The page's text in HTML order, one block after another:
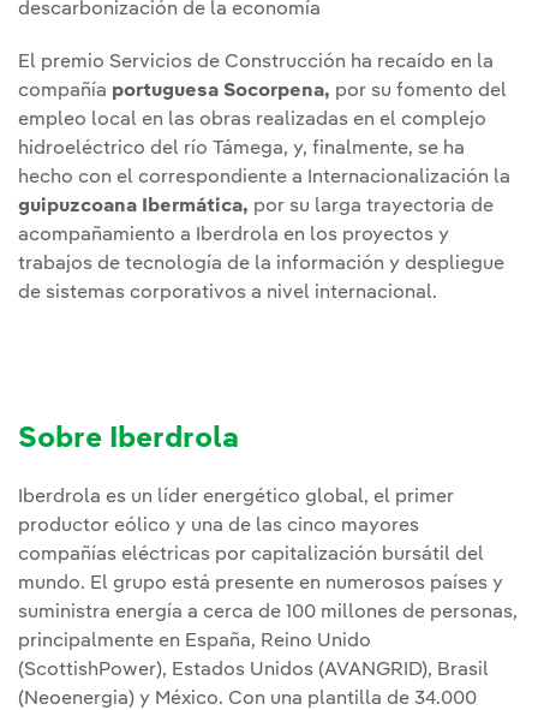
descarbonización de la economía
El premio Servicios de Construcción ha recaído en la
compañía portuguesa Socorpena, por su fomento del
empleo local en las obras realizadas en el complejo
hidroeléctrico del río Támega, y, finalmente, se ha
hecho con el correspondiente a Internacionalización la
guipuzcoana Ibermática, por su larga trayectoria de
acompañamiento a Iberdrola en los proyectos y
trabajos de tecnología de la información y despliegue
de sistemas corporativos a nivel internacional.
Sobre Iberdrola
Iberdrola es un líder energético global, el primer
productor eólico y una de las cinco mayores
compañías eléctricas por capitalización bursátil del
mundo. El grupo está presente en numerosos países y
suministra energía a cerca de 100 millones de personas,
principalmente en España, Reino Unido
(ScottishPower), Estados Unidos (AVANGRID), Brasil
(Neoenergia) y México. Con una plantilla de 34.000